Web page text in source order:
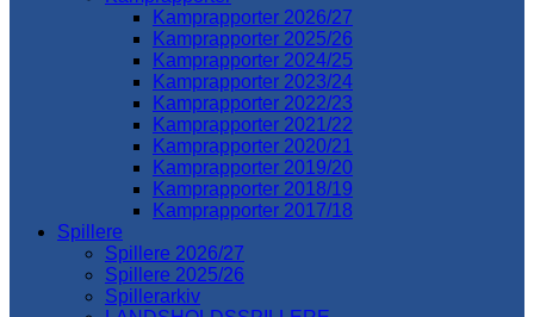
Kamprapporter 2026/27
Kamprapporter 2025/26
Kamprapporter 2024/25
Kamprapporter 2023/24
Kamprapporter 2022/23
Kamprapporter 2021/22
Kamprapporter 2020/21
Kamprapporter 2019/20
Kamprapporter 2018/19
Kamprapporter 2017/18
Spillere
Spillere 2026/27
Spillere 2025/26
Spillerarkiv